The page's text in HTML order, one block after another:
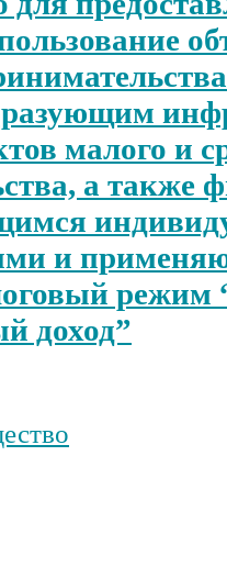
малого и
а также
и
режим
доход”